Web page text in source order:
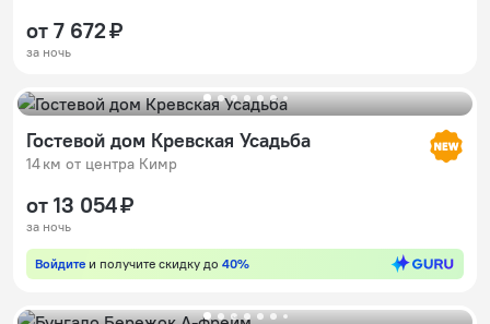
от 7 672 ₽
за ночь
Гостевой дом Кревская Усадьба
14 км от центра Кимр
от 13 054 ₽
за ночь
Войдите и получите скидку до 40%